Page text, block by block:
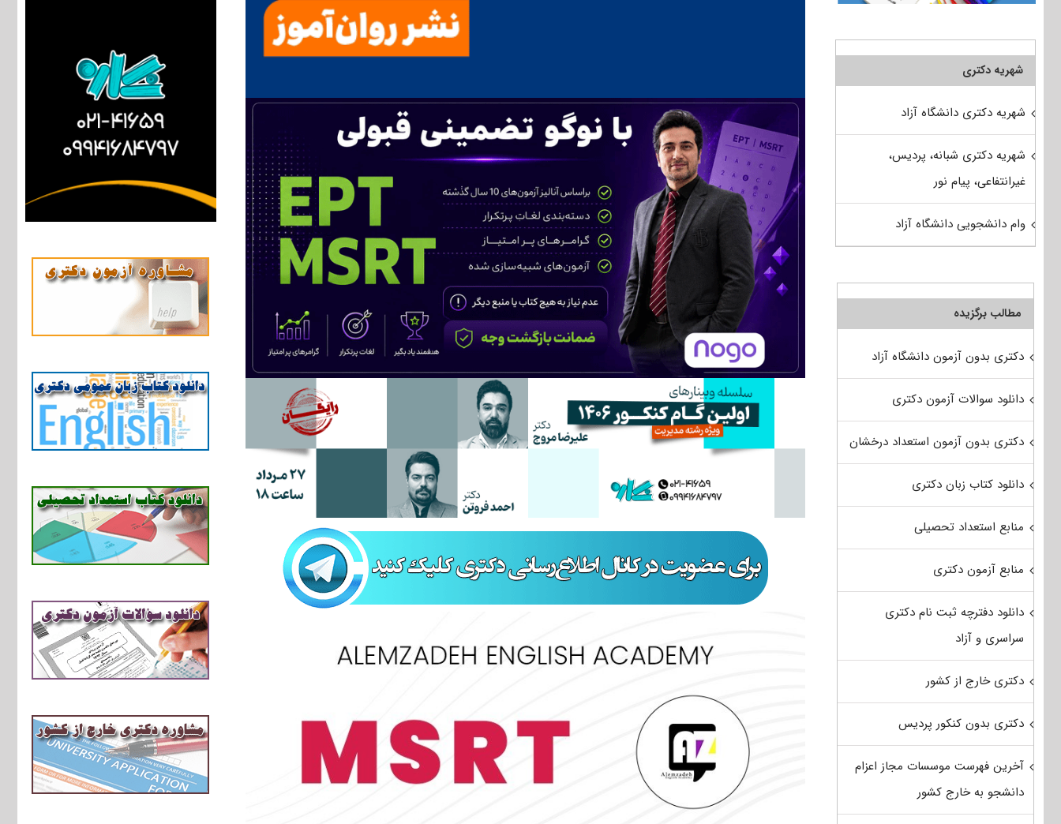
شهریه دکتری
شهریه دکتری دانشگاه آزاد
شهریه دکتری شبانه، پردیس،
غیرانتفاعی، پیام نور
وام دانشجویی دانشگاه آزاد
مطالب برگزیده
دکتری بدون آزمون دانشگاه آزاد
دانلود سوالات آزمون دکتری
دکتری بدون آزمون استعداد درخشان
دانلود کتاب زبان دکتری
منابع استعداد تحصیلی
منابع آزمون دکتری
دانلود دفترچه ثبت نام دکتری
سراسری و آزاد
دکتری خارج از کشور
دکتری بدون کنکور پردیس
آخرین فهرست موسسات مجاز اعزام
دانشجو به خارج کشور